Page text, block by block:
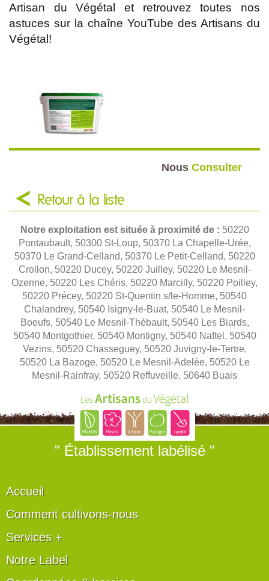
Artisan du Végétal et retrouvez toutes nos
astuces sur la chaîne YouTube des Artisans du
Végétal!
Nous Consulter
Retour à la liste
Notre exploitation est située à proximité de : 50220
Pontaubault, 50300 St-Loup, 50370 La Chapelle-Urée,
50370 Le Grand-Celland, 50370 Le Petit-Celland, 50220
Crollon, 50220 Ducey, 50220 Juilley, 50220 Le Mesnil-
Ozenne, 50220 Les Chéris, 50220 Marcilly, 50220 Poilley,
50220 Précey, 50220 St-Quentin s/le-Homme, 50540
Chalandrey, 50540 Isigny-le-Buat, 50540 Le Mesnil-
Boeufs, 50540 Le Mesnil-Thébault, 50540 Les Biards,
50540 Montgothier, 50540 Montigny, 50540 Naftel, 50540
Vezins, 50520 Chasseguey, 50520 Juvigny-le-Tertre,
50520 La Bazoge, 50520 Le Mesnil-Adelée, 50520 Le
Mesnil-Rainfray, 50520 Reffuveille, 50640 Buais
" Établissement labélisé "
Accueil
Comment cultivons-nous
Services +
Notre Label